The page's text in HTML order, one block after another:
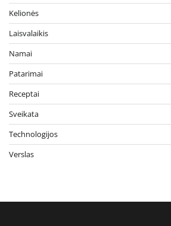
Kelionės
Laisvalaikis
Namai
Patarimai
Receptai
Sveikata
Technologijos
Verslas